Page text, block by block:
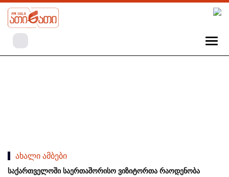
ახალი ამბები
საქართველოში საერთაშორისო ვიზიტორთა რაოდენობა